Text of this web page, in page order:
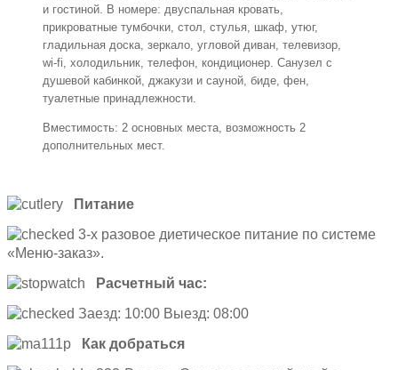
и гостиной. В номере: двуспальная кровать,
прикроватные тумбочки, стол, стулья, шкаф, утюг,
гладильная доска, зеркало, угловой диван, телевизор,
wi-fi, холодильник, телефон, кондиционер. Санузел с
душевой кабинкой, джакузи и сауной, биде, фен,
туалетные принадлежности.
Вместимость: 2 основных места, возможность 2
дополнительных мест.
Питание
3-х разовое диетическое питание по системе
«Меню-заказ».
Расчетный час:
Заезд: 10:00 Выезд: 08:00
Как добраться